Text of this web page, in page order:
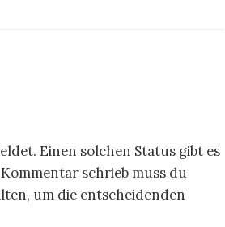
Einen solchen Status gibt es
schrieb muss du
um die entscheidenden